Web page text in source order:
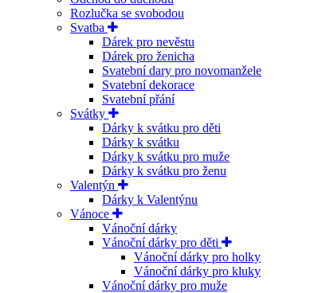
Rozlučka se svobodou
Svatba
Dárek pro nevěstu
Dárek pro ženicha
Svatební dary pro novomanžele
Svatební dekorace
Svatební přání
Svátky
Dárky k svátku pro děti
Dárky k svátku
Dárky k svátku pro muže
Dárky k svátku pro ženu
Valentýn
Dárky k Valentýnu
Vánoce
Vánoční dárky
Vánoční dárky pro děti
Vánoční dárky pro holky
Vánoční dárky pro kluky
Vánoční dárky pro muže